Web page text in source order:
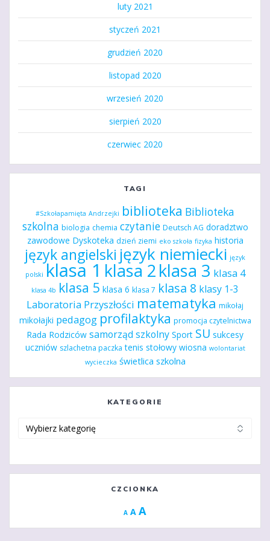
luty 2021
styczeń 2021
grudzień 2020
listopad 2020
wrzesień 2020
sierpień 2020
czerwiec 2020
TAGI
#Szkołapamięta Andrzejki biblioteka Biblioteka
szkolna biologia chemia czytanie Deutsch AG doradztwo
zawodowe Dyskoteka dzień ziemi eko szkoła fizyka historia
język angielski język niemiecki język
polski klasa 1 klasa 2klasa 3 klasa 4
klasa 4b klasa 5 klasa 6 klasa 7 klasa 8 klasy 1-3
Laboratoria Przyszłości matematyka mikołaj
mikołajki pedagog profilaktyka promocja czytelnictwa
Rada Rodziców samorząd szkolny Sport SU sukcesy
uczniów szlachetna paczka tenis stołowy wiosna wolontariat
wycieczka świetlica szkolna
KATEGORIE
CZCIONKA
A Decrease
A Reset
A